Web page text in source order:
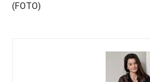
(FOTO)